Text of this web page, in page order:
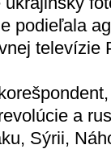
podieľala
televízie
a
Sýrii,